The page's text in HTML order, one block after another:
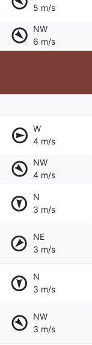
5 m/s
NW
6 m/s
W
4 m/s
NW
4 m/s
N
3 m/s
NE
3 m/s
N
3 m/s
NW
3 m/s